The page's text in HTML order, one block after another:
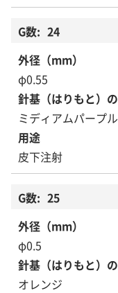
24
φ0.55
ミディアムパープル
皮下注射
25
φ0.5
オレンジ